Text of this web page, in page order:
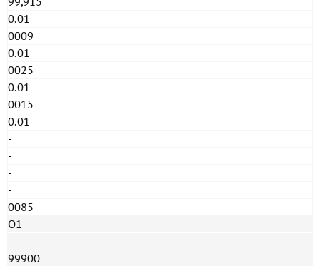
0.01
0009
0.01
0025
0.01
0015
0.01
-
-
-
-
0085
O1
99900